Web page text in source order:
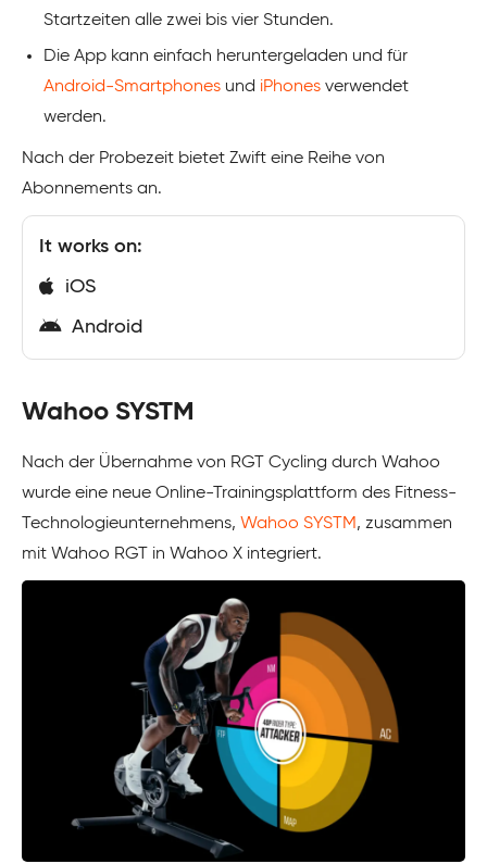
Startzeiten alle zwei bis vier Stunden.
Die App kann einfach heruntergeladen und für
Android-Smartphones und iPhones verwendet
werden.
Nach der Probezeit bietet Zwift eine Reihe von
Abonnements an.
It works on:
iOS
Android
Wahoo SYSTM
Nach der Übernahme von RGT Cycling durch Wahoo
wurde eine neue Online-Trainingsplattform des Fitness-
Technologieunternehmens, Wahoo SYSTM, zusammen
mit Wahoo RGT in Wahoo X integriert.